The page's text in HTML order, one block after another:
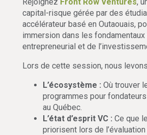
capital-risque gérée par des
accélérateur basé en Outaouais,
immersion dans les fondamentaux
entrepreneurial et de
Lors de cette session, nous
L’écosystème : Où trouver
programmes pour
au Québec.
L’état d’esprit VC : Ce que
priorisent lors de